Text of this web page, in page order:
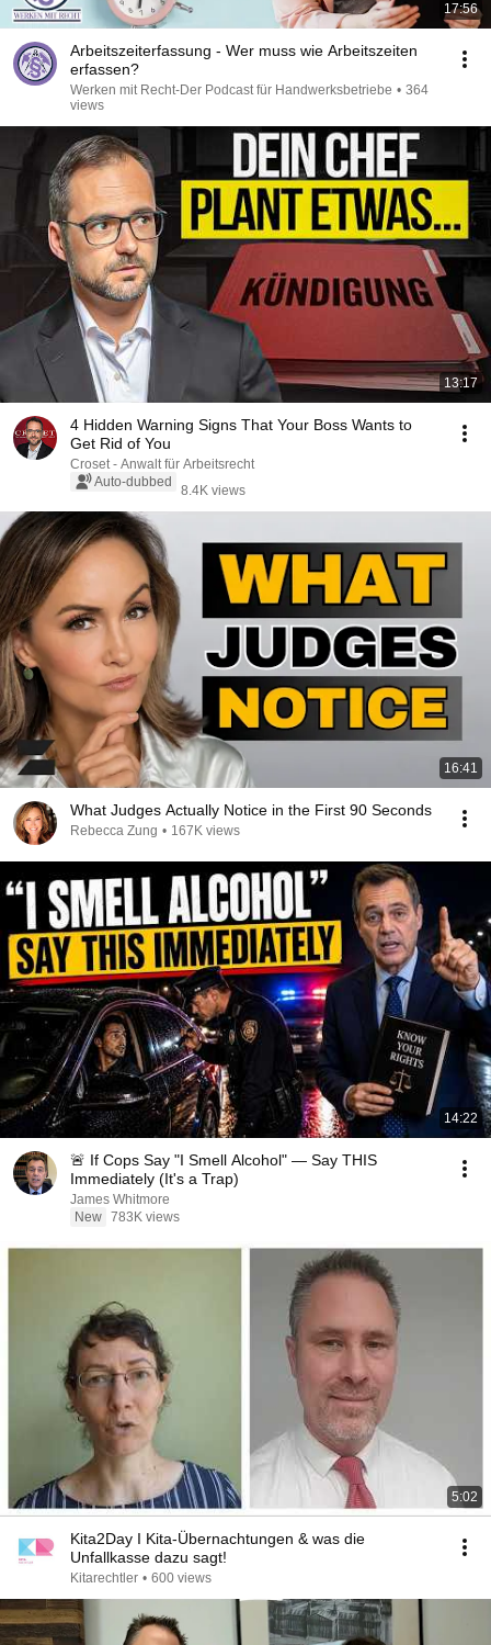
17:56
Arbeitszeiterfassung - Wer muss wie Arbeitszeiten
erfassen?
Werken mit Recht-Der Podcast für Handwerksbetriebe • 364
views
13:17
4 Hidden Warning Signs That Your Boss Wants to
Get Rid of You
Croset - Anwalt für Arbeitsrecht
Auto-dubbed
8.4K views
16:41
What Judges Actually Notice in the First 90 Seconds
Rebecca Zung • 167K views
14:22
🚨 If Cops Say "I Smell Alcohol" — Say THIS
Immediately (It's a Trap)
James Whitmore
New 783K views
5:02
Kita2Day I Kita-Übernachtungen & was die
Unfallkasse dazu sagt!
Kitarechtler • 600 views